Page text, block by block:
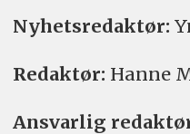
Nyhetsredaktør:
Redaktør: Hanne
Ansvarlig